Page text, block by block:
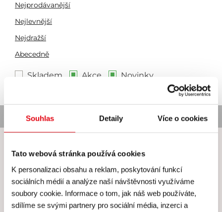
Souhlas Detaily Více o cookies
Tato webová stránka používá cookies
K personalizaci obsahu a reklam, poskytování funkcí
sociálních médií a analýze naší návštěvnosti využíváme
soubory cookie. Informace o tom, jak náš web používáte,
sdílíme se svými partnery pro sociální média, inzerci a
Nejprodávanější
Nejlevnější
Nejdražší
Abecedně
Skladem Akce Novinky
Nebyl nalezen žádný produkt
Hodnocení Gourmet Academy